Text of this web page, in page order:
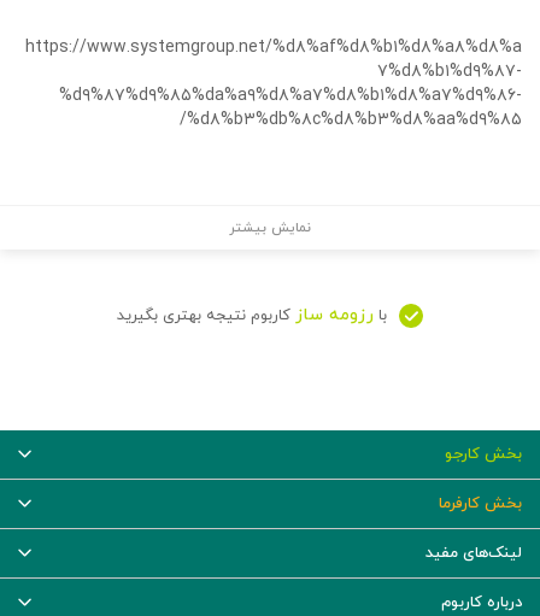
https://www.systemgroup.net/%d۸%af%d۸%b۱%d۸%a۸%d۸%a
۷%d۸%b۱%d۹%۸۷-
%d۹%۸۷%d۹%۸۵%da%a۹%d۸%a۷%d۸%b۱%d۸%a۷%d۹%۸۶-
%d۸%b۳%db%۸c%d۸%b۳%d۸%aa%d۹%۸۵/
نمایش بیشتر
با رزومه ساز کاربوم نتیجه بهتری بگیرید
بخش کارجو
بخش کارفرما
لینک‌های مفید
درباره کاربوم